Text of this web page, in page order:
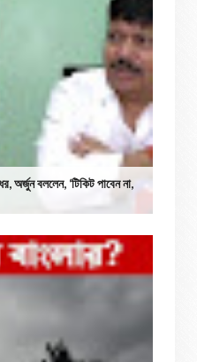
অর্জুন বললেন, ‘টিকিট পাবেন না,